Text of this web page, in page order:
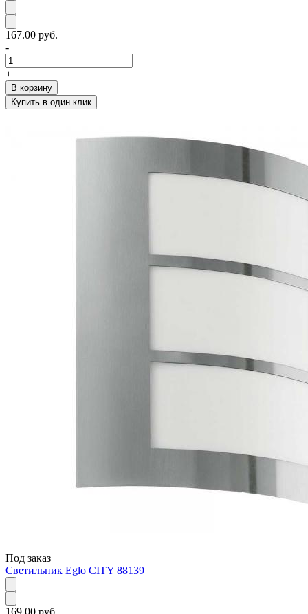
167.00 руб.
-
+
В корзину
Купить в один клик
Под заказ
Светильник Eglo CITY 88139
169.00 руб.